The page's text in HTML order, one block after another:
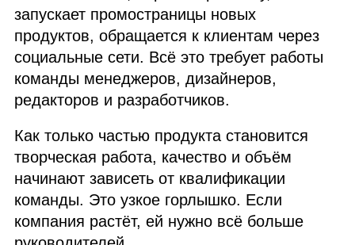
запускает промостраницы новых
продуктов, обращается к клиентам через
социальные сети. Всё это требует работы
команды менеджеров, дизайнеров,
редакторов и разработчиков.
Как только частью продукта становится
творческая работа, качество и объём
начинают зависеть от квалификации
команды. Это узкое горлышко. Если
компания растёт, ей нужно всё больше